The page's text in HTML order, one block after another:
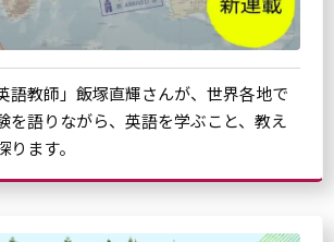
語教師」飯塚直輝さんが、世界各地で
を語りながら、英語を学ぶこと、教え
ます。